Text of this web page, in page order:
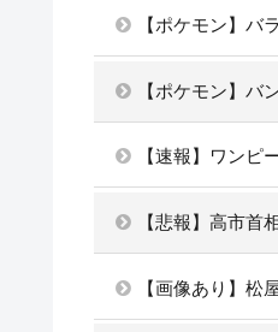
【ポケモン】バ
【ポケモン】バ
【速報】ワンピ
【悲報】高市首
【画像あり】松